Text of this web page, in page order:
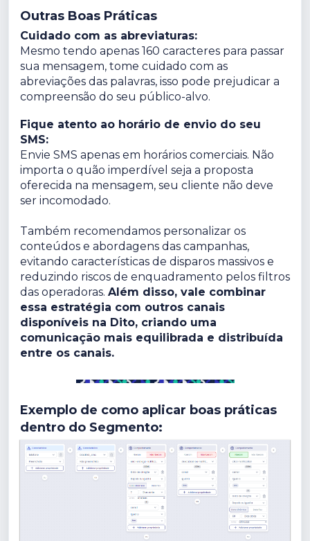
Outras Boas Práticas
Cuidado com as abreviaturas:
Mesmo tendo apenas 160 caracteres para passar
sua mensagem, tome cuidado com as
abreviações das palavras, isso pode prejudicar a
compreensão do seu público-alvo.
Fique atento ao horário de envio do seu
SMS:
Envie SMS apenas em horários comerciais. Não
importa o quão imperdível seja a proposta
oferecida na mensagem, seu cliente não deve
ser incomodado.
Também recomendamos personalizar os
conteúdos e abordagens das campanhas,
evitando características de disparos massivos e
reduzindo riscos de enquadramento pelos filtros
das operadoras. Além disso, vale combinar
essa estratégia com outros canais
disponíveis na Dito, criando uma
comunicação mais equilibrada e distribuída
entre os canais.
Exemplo de como aplicar boas práticas
dentro do Segmento: